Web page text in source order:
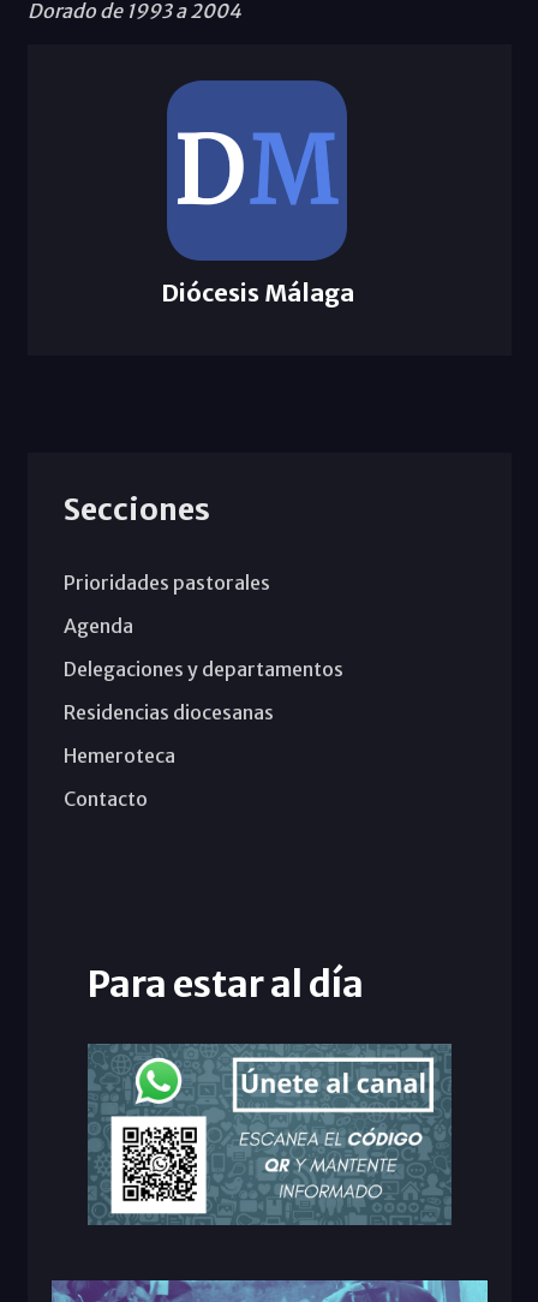
Dorado de 1993 a 2004
Diócesis Málaga
Secciones
Prioridades pastorales
Agenda
Delegaciones y departamentos
Residencias diocesanas
Hemeroteca
Contacto
Para estar al día